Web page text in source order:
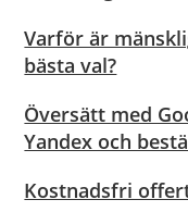
Varför är
bästa val?
Översätt med
Yandex och
Kostnadsfri